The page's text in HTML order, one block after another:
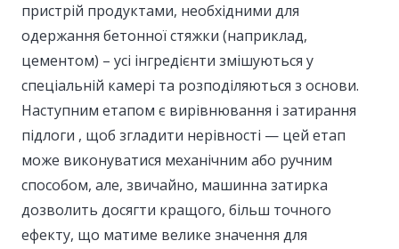
пристрій продуктами, необхідними для
одержання бетонної стяжки (наприклад,
цементом) – усі інгредієнти змішуються у
спеціальній камері та розподіляються з основи.
Наступним етапом є вирівнювання і затирання
підлоги , щоб згладити нерівності — цей етап
може виконуватися механічним або ручним
способом, але, звичайно, машинна затирка
дозволить досягти кращого, більш точного
ефекту, що матиме велике значення для